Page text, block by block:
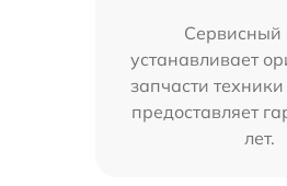
Сервисный
устанавливает
запчасти
предоставляет
лет.